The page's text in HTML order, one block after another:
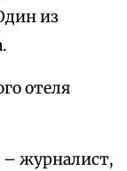
из
отеля
журналист,